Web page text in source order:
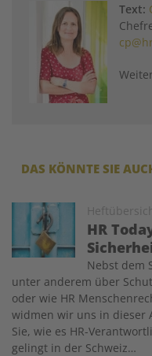
Text:
DAS KÖNNTE SIE
HR
Image
Nebst dem
unter anderem über
oder wie HR
widmen wir uns in dieser
Sie, wie es HR-
gelingt in der Schweiz…